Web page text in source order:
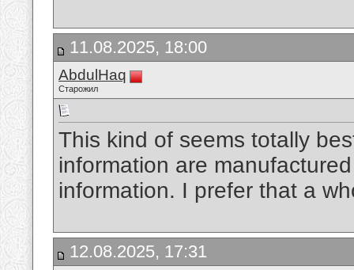
11.08.2025, 18:00
AbdulHaq
Старожил
This kind of seems totally
information are
information. I prefer that a
12.08.2025, 17:31